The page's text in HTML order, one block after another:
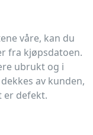
våre, kan du
fra kjøpsdatoen.
ubrukt og i
av kunden,
er defekt.